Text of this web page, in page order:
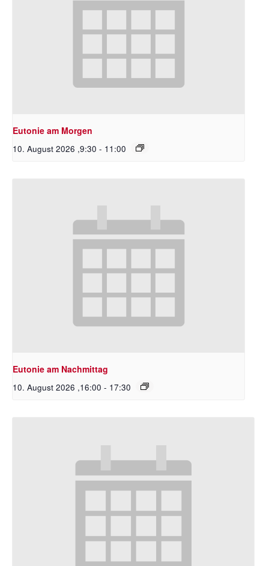
Eutonie am Morgen
10. August 2026 ,9:30 - 11:00
Eutonie am Nachmittag
10. August 2026 ,16:00 - 17:30